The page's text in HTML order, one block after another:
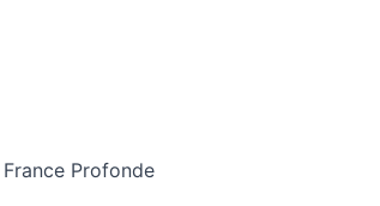
France Profonde